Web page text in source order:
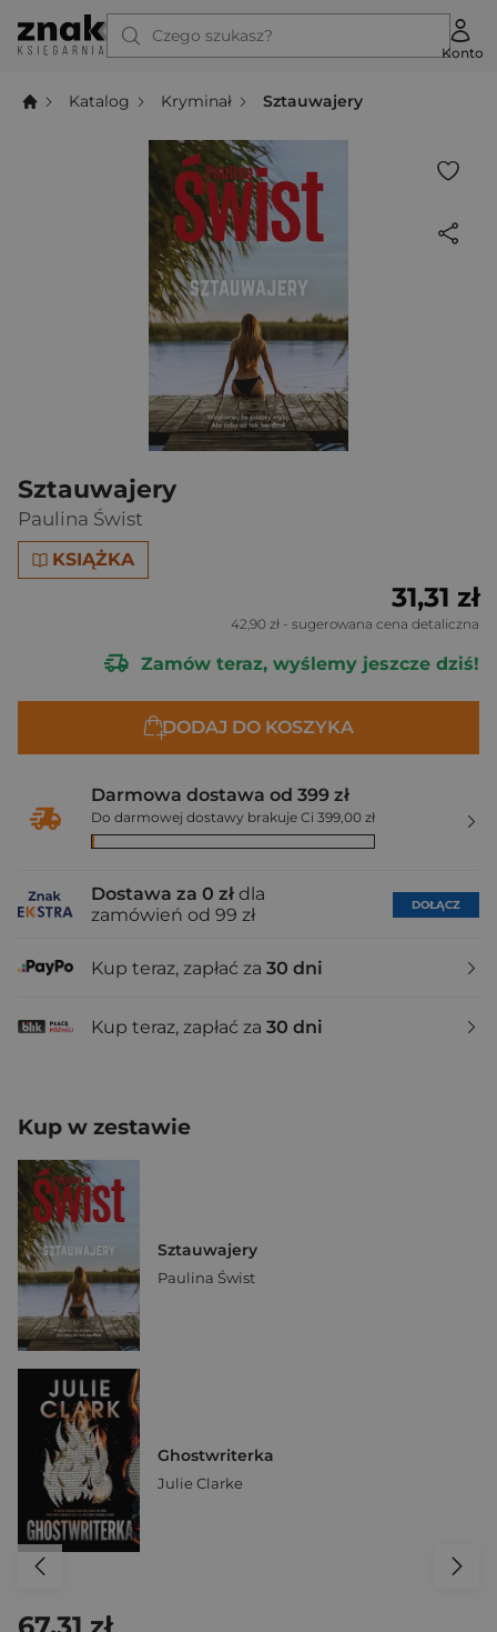
Czego szukasz?
Konto
Katalog Kryminał Sztauwajery
Sztauwajery
Paulina Świst
KSIĄŻKA
31,31 zł
42,90 zł - sugerowana cena detaliczna
Zamów teraz, wyślemy jeszcze dziś!
DODAJ DO KOSZYKA
Darmowa dostawa od 399 zł
Do darmowej dostawy brakuje Ci 399,00 zł
Dostawa za 0 zł dla
zamówień od 99 zł
DOŁĄCZ
Kup teraz, zapłać za 30 dni
Kup teraz, zapłać za 30 dni
Kup w zestawie
Sztauwajery
Paulina Świst
Ghostwriterka
Julie Clarke